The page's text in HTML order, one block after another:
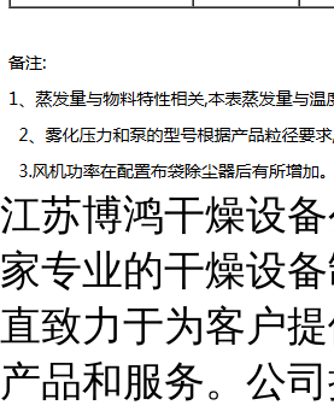
江苏博鸿干燥设
家专业的干燥设
直致力于为客户
产品和服务。公